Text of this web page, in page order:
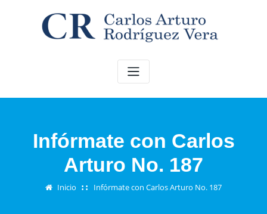
Infórmate con Carlos
Arturo No. 187
Inicio Infórmate con Carlos Arturo No. 187